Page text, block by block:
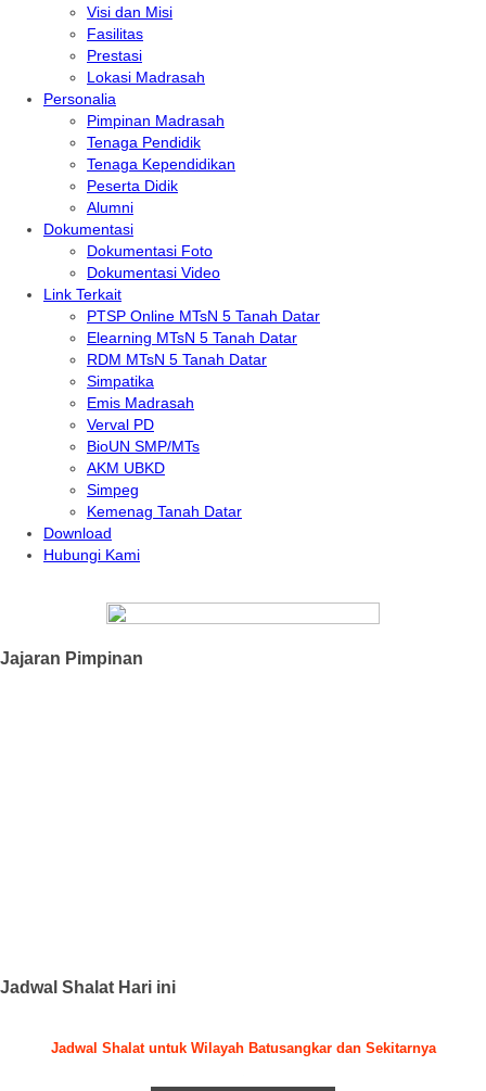
Visi dan Misi
Fasilitas
Prestasi
Lokasi Madrasah
Personalia
Pimpinan Madrasah
Tenaga Pendidik
Tenaga Kependidikan
Peserta Didik
Alumni
Dokumentasi
Dokumentasi Foto
Dokumentasi Video
Link Terkait
PTSP Online MTsN 5 Tanah Datar
Elearning MTsN 5 Tanah Datar
RDM MTsN 5 Tanah Datar
Simpatika
Emis Madrasah
Verval PD
BioUN SMP/MTs
AKM UBKD
Simpeg
Kemenag Tanah Datar
Download
Hubungi Kami
Jajaran Pimpinan
Jadwal Shalat Hari ini
Jadwal Shalat untuk Wilayah Batusangkar dan Sekitarnya